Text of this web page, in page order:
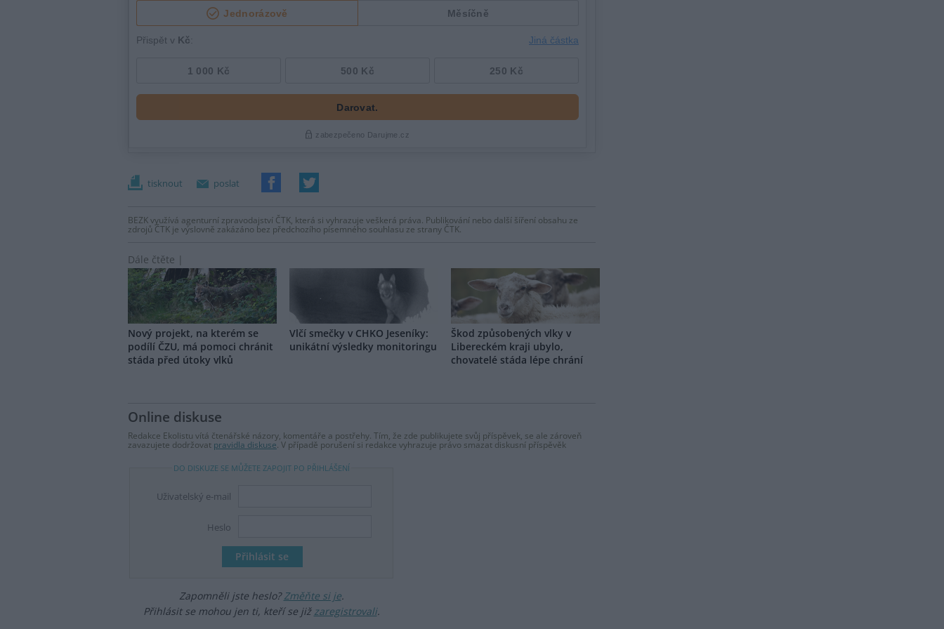
tisknout poslat
BEZK využívá agenturní zpravodajství ČTK, která si vyhrazuje veškerá práva. Publikování nebo další šíření obsahu ze
zdrojů ČTK je výslovně zakázáno bez předchozího písemného souhlasu ze strany ČTK.
Dále čtěte |
Nový projekt, na kterém se
podílí ČZU, má pomoci chránit
stáda před útoky vlků
Vlčí smečky v CHKO Jeseníky:
unikátní výsledky monitoringu
Škod způsobených vlky v
Libereckém kraji ubylo,
chovatelé stáda lépe chrání
Online diskuse
Redakce Ekolistu vítá čtenářské názory, komentáře a postřehy. Tím, že zde publikujete svůj příspěvek, se ale zároveň
zavazujete dodržovat pravidla diskuse. V případě porušení si redakce vyhrazuje právo smazat diskusní příspěvěk
DO DISKUZE SE MŮŽETE ZAPOJIT PO PŘIHLÁŠENÍ
Uživatelský e-mail
Heslo
Zapomněli jste heslo?Změňte si je.
Přihlásit se mohou jen ti, kteří se již zaregistrovali.